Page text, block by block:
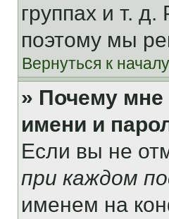
группах и т.
поэтому мы
Вернуться к началу
» Почему мне
имени и
Если вы не
при каждом
именем на